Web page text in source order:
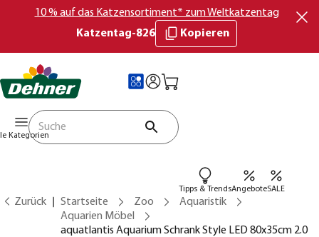
10 % auf das Katzensortiment* zum Weltkatzentag
Katzentag-826
Kopieren
Kategorien
Tipps & TrendsAngeboteSALE
Zurück Startseite Zoo
Aquaristik
Aquarien Möbel
aquatlantis Aquarium Schrank Style LED 80x35cm 2.0